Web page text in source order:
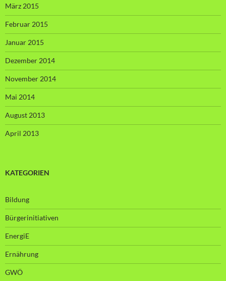
März 2015
Februar 2015
Januar 2015
Dezember 2014
November 2014
Mai 2014
August 2013
April 2013
KATEGORIEN
Bildung
Bürgerinitiativen
EnergiE
Ernährung
GWÖ